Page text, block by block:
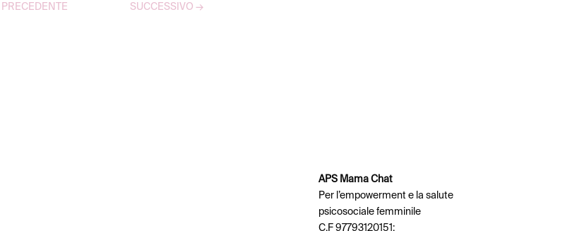
PRECEDENTE SUCCESSIVO →
APS Mama Chat
Per l’empowerment e la salute
psicosociale femminile
C.F 97793120151;